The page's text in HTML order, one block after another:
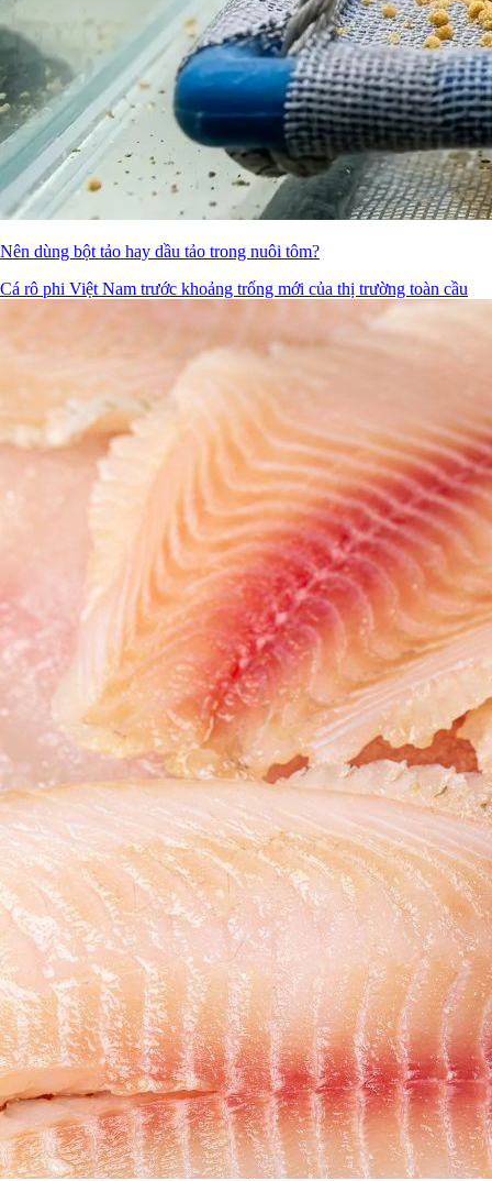
Nên dùng bột tảo hay dầu tảo trong nuôi tôm?
Cá rô phi Việt Nam trước khoảng trống mới của thị trường toàn cầu